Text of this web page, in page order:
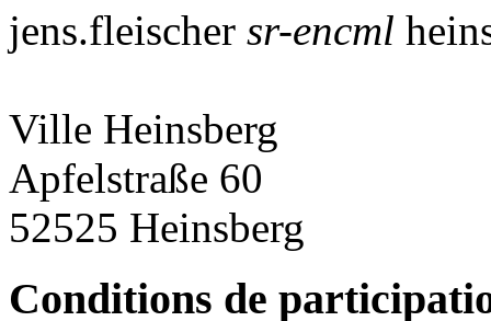
jens.fleischer sr-encml
Ville Heinsberg
Apfelstraße 60
52525 Heinsberg
Conditions de